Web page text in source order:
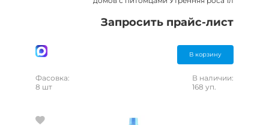
Запросить прайс-лист
В корзину
Фасовка:
8 шт
В наличии:
168 уп.